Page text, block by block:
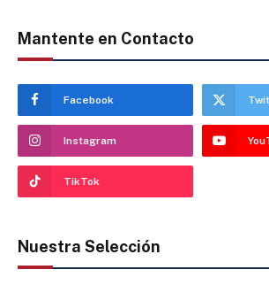
Mantente en Contacto
Facebook
Instagram
TikTok
Nuestra Selección